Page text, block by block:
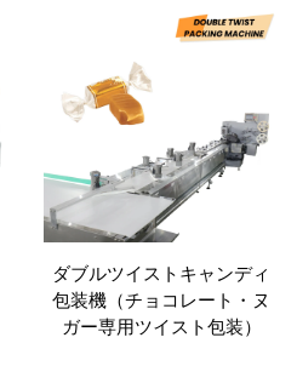
ダブルツイストキャンディ
包装機（チョコレート・ヌ
ガー専用ツイスト包装）